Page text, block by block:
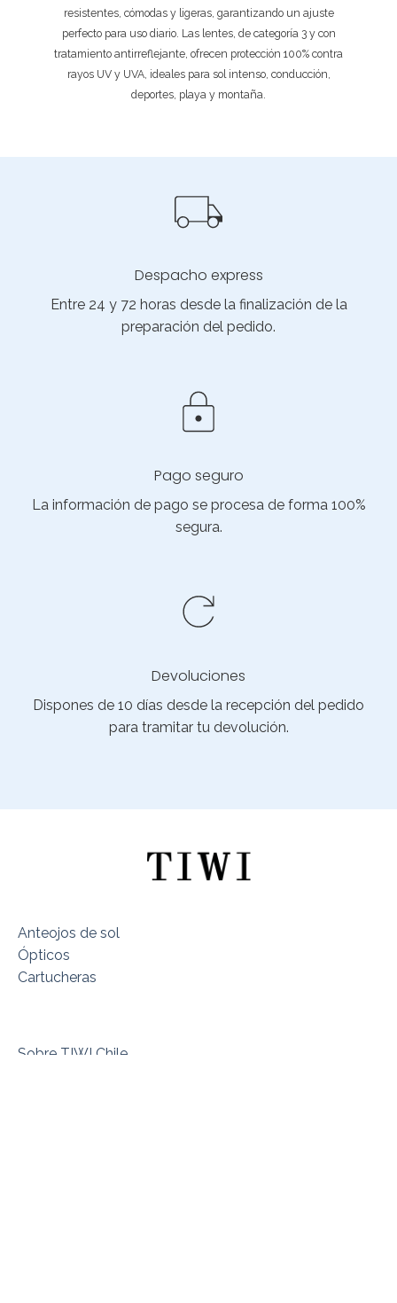
resistentes, cómodas y ligeras, garantizando un ajuste
perfecto para uso diario. Las lentes, de categoría 3 y con
tratamiento antirreflejante, ofrecen protección 100% contra
rayos UV y UVA, ideales para sol intenso, conducción,
deportes, playa y montaña.
Despacho express
Entre 24 y 72 horas desde la finalización de la
preparación del pedido.
Pago seguro
La información de pago se procesa de forma 100%
segura.
Devoluciones
Dispones de 10 días desde la recepción del pedido
para tramitar tu devolución.
Anteojos de sol
Ópticos
Cartucheras
Sobre TIWI Chile